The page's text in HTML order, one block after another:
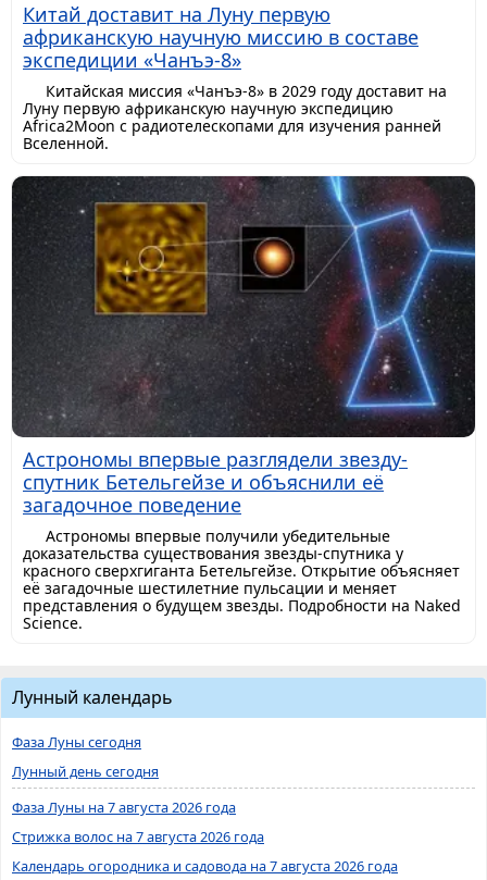
Китай доставит на Луну первую
африканскую научную миссию в составе
экспедиции «Чанъэ-8»
Китайская миссия «Чанъэ-8» в 2029 году доставит на
Луну первую африканскую научную экспедицию
Africa2Moon с радиотелескопами для изучения ранней
Вселенной.
Астрономы впервые разглядели звезду-
спутник Бетельгейзе и объяснили её
загадочное поведение
Астрономы впервые получили убедительные
доказательства существования звезды-спутника у
красного сверхгиганта Бетельгейзе. Открытие объясняет
её загадочные шестилетние пульсации и меняет
представления о будущем звезды. Подробности на Naked
Science.
Лунный календарь
Фаза Луны сегодня
Лунный день сегодня
Фаза Луны на 7 августа 2026 года
Стрижка волос на 7 августа 2026 года
Календарь огородника и садовода на 7 августа 2026 года